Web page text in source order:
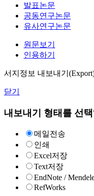
발표논문
공동연구논문
유사연구논문
원문보기
인용하기
서지정보 내보내기
닫기
내보내기 형태를 선
메일전송
인쇄
Excel저장
Text저장
EndNote /
RefWorks